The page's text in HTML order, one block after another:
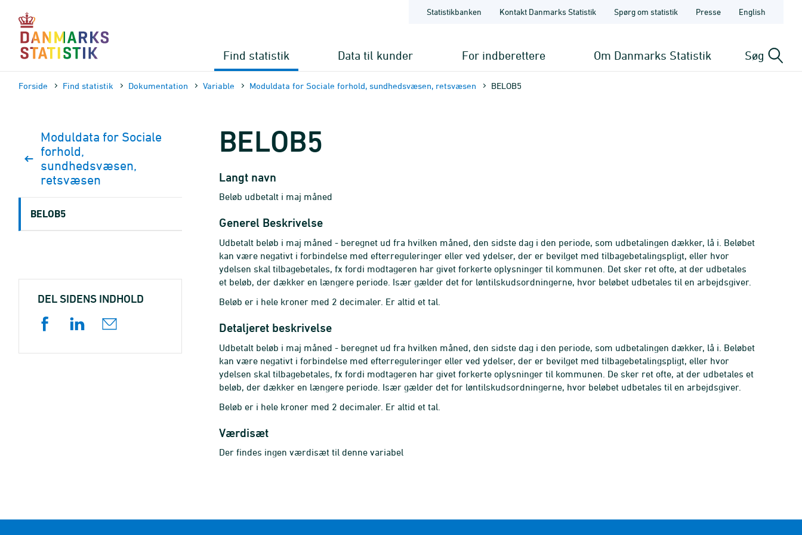
sidens
indhold
Statistikbanken Kontakt Danmarks Statistik Spørg om statistik Presse English
Find statistik Data til kunder For indberettere Om Danmarks Statistik Søg
Forside Find statistik Dokumen­tation Variable Moduldata for Sociale forhold, sundhedsvæsen, retsvæsen BELOB5
BELOB5
Langt navn
Beløb udbetalt i maj måned
Generel Beskrivelse
Udbetalt beløb i maj måned - beregnet ud fra hvilken måned, den sidste dag i den periode, som udbetalingen dækker, lå i. Beløbet
kan være negativt i forbindelse med efterreguleringer eller ved ydelser, der er bevilget med tilbagebetalingspligt, eller hvor
ydelsen skal tilbagebetales, fx fordi modtageren har givet forkerte oplysninger til kommunen. Det sker ret ofte, at der udbetales
et beløb, der dækker en længere periode. Især gælder det for løntilskudsordningerne, hvor beløbet udbetales til en arbejdsgiver.
Beløb er i hele kroner med 2 decimaler. Er altid et tal.
Detaljeret beskrivelse
Udbetalt beløb i maj måned - beregnet ud fra hvilken måned, den sidste dag i den periode, som udbetalingen dækker, lå i. Beløbet
kan være negativt i forbindelse med efterreguleringer eller ved ydelser, der er bevilget med tilbagebetalingspligt, eller hvor
ydelsen skal tilbagebetales, fx fordi modtageren har givet forkerte oplysninger til kommunen. De sker ret ofte, at der udbetales et
beløb, der dækker en længere periode. Især gælder det for løntilskudsordningerne, hvor beløbet udbetales til en arbejdsgiver.
Beløb er i hele kroner med 2 decimaler. Er altid et tal.
Værdisæt
Der findes ingen værdisæt til denne variabel
Moduldata for Sociale
forhold,
sundhedsvæsen,
retsvæsen
BELOB5
DEL SIDENS INDHOLD